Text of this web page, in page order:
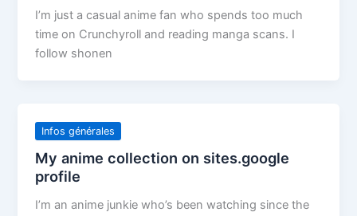
I’m just a casual anime fan who spends too much
time on Crunchyroll and reading manga scans. I
follow shonen
Infos générales
My anime collection on sites.google
profile
I’m an anime junkie who’s been watching since the